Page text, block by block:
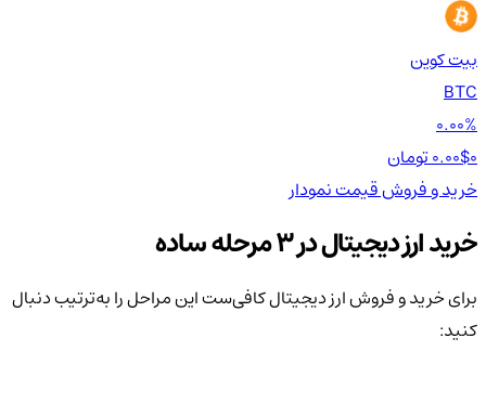
بیت کوین
BTC
0.00%
0.00$
خرید و فروشقیمتنمودار
خرید ارز دیجیتال در 3 مرحله ساده
برای خرید و فروش ارز دیجیتال کافی‌ست این مراحل را به‌ترتیب دنبال
کنید: